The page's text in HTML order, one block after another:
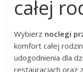
całej
Wybierz noclegi
komfort całej
udogodnienia dla
restauracjach oraz